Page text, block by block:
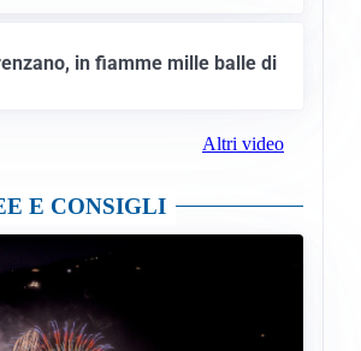
in fiamme mille balle di
Altri video
E CONSIGLI